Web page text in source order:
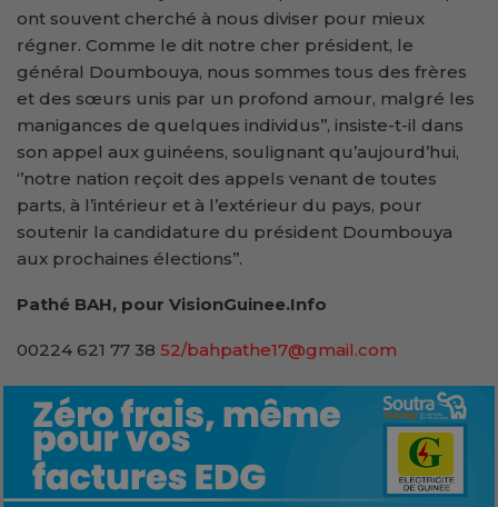
ont souvent cherché à nous diviser pour mieux
régner. Comme le dit notre cher président, le
général Doumbouya, nous sommes tous des frères
et des sœurs unis par un profond amour, malgré les
manigances de quelques individus’’, insiste-t-il dans
son appel aux guinéens, soulignant qu’aujourd’hui,
‘’notre nation reçoit des appels venant de toutes
parts, à l’intérieur et à l’extérieur du pays, pour
soutenir la candidature du président Doumbouya
aux prochaines élections’’.
Pathé BAH, pour VisionGuinee.Info
00224 621 77 38 52/bahpathe17@gmail.com